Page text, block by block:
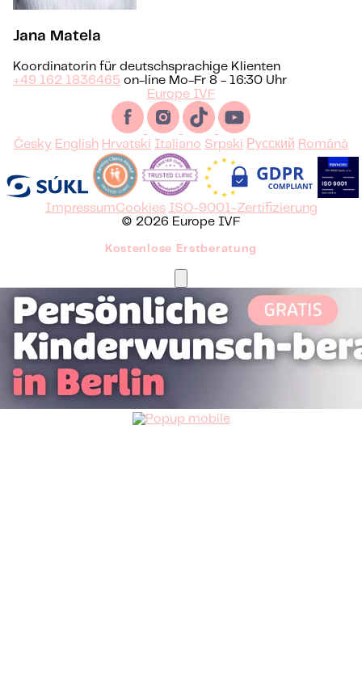
Jana Matela
Koordinatorin für deutschsprachige Klienten
+49 162 1836465 on-line Mo-Fr 8 - 16:30 Uhr
Europe IVF
Česky English Hrvatski Italiano Srpski Русский Română
ImpressumCookies ISO-9001-Zertifizierung
© 2026 Europe IVF
Kostenlose Erstberatung